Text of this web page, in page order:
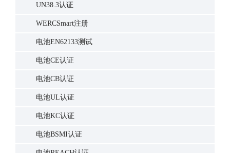
UN38.3认证
WERCSmart注册
电池EN62133测试
电池CE认证
电池CB认证
电池UL认证
电池KC认证
电池BSMI认证